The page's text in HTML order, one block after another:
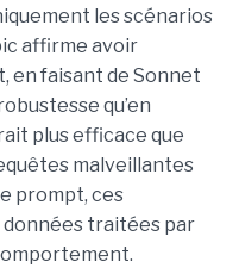
les scénarios
affirme avoir
en faisant de Sonnet
qu’en
plus efficace que
malveillantes
prompt, ces
traitées par